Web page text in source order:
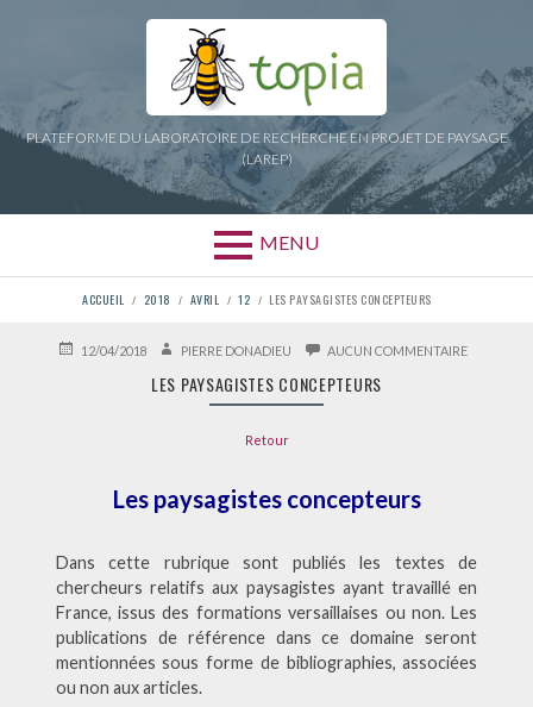
PLATEFORME DU LABORATOIRE DE RECHERCHE EN PROJET DE PAYSAGE
(LAREP)
MENU
D'ARIANE
ACCUEIL 2018 AVRIL 12 LES PAYSAGISTES CONCEPTEURS
PUBLIÉ12/04/2018 AUTEURPIERRE DONADIEU AUCUN COMMENTAIRESUR
LES PAYSAGISTES CONCEPTEURS
Retour
Les paysagistes concepteurs
Dans cette rubrique sont publiés les textes de
chercheurs relatifs aux paysagistes ayant travaillé en
France, issus des formations versaillaises ou non. Les
publications de référence dans ce domaine seront
mentionnées sous forme de bibliographies, associées
ou non aux articles.